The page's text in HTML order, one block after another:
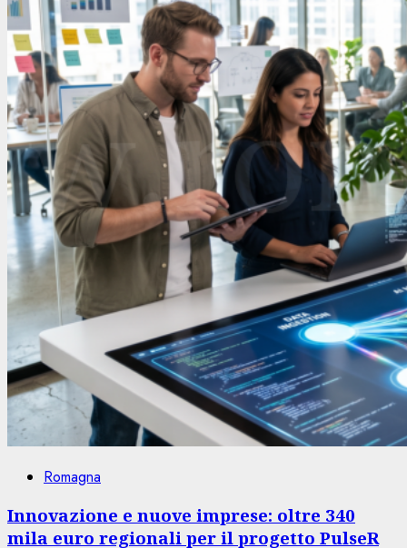
Romagna
Innovazione e nuove imprese: oltre 340
mila euro regionali per il progetto PulseR